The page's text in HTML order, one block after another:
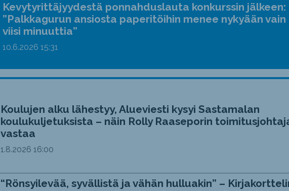
Kevytyrittäjyydestä ponnahduslauta konkurssin jälkeen:
”Palkkagurun ansiosta paperitöihin menee nykyään vain
viisi minuuttia”
10.6.2026 15:31
Koulujen alku lähestyy, Alueviesti kysyi Sastamalan
koulukuljetuksista – näin Rolly Raaseporin
vastaa
1.8.2026 16:00
“Rönsyilevää, syvällistä ja vähän hulluakin” –